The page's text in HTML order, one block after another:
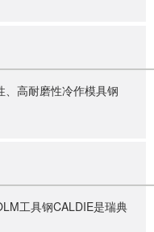
、高耐磨性冷作模具钢
工具钢CALDIE是瑞典